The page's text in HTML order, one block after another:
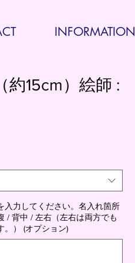
INFORMATION
約15cm）絵師 :
入力してください。名入れ箇所
/ 背中 / 左右（左右は両方でも
。） (オプション)